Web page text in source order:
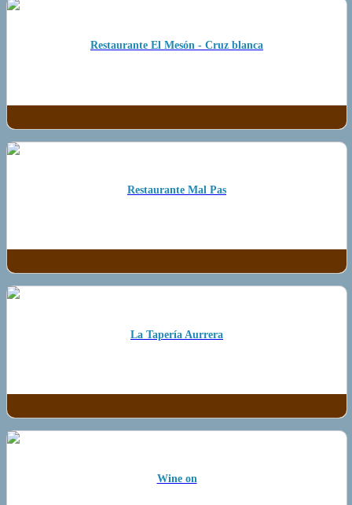
Restaurante El Mesón - Cruz blanca
Restaurante Mal Pas
La Tapería Aurrera
Wine on